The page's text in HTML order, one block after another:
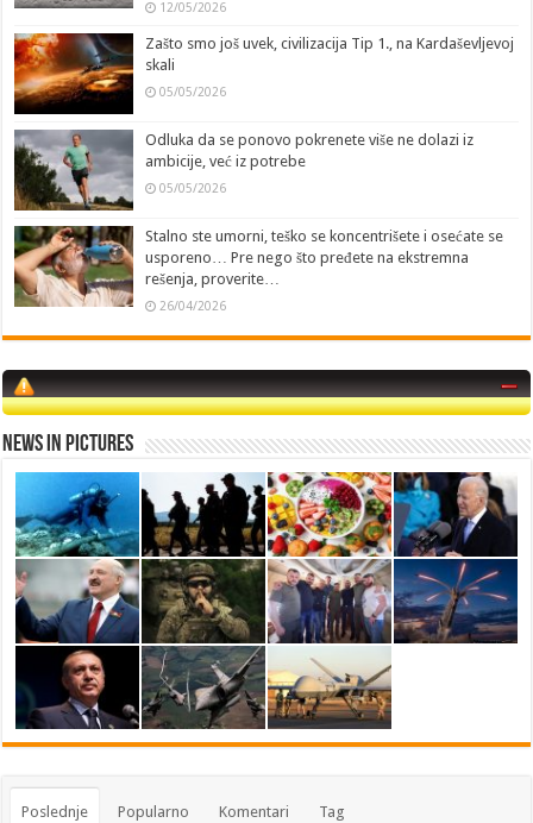
12/05/2026
Zašto smo još uvek, civilizacija Tip 1., na Kardaševljevoj
skali
05/05/2026
Odluka da se ponovo pokrenete više ne dolazi iz
ambicije, već iz potrebe
05/05/2026
Stalno ste umorni, teško se koncentrišete i osećate se
usporeno… Pre nego što pređete na ekstremna
rešenja, proverite…
26/04/2026
News in Pictures
Poslednje Popularno Komentari Tag